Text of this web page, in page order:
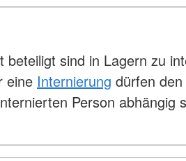
sind in Lagern zu
eine Internierung dürfen
Person abhängig